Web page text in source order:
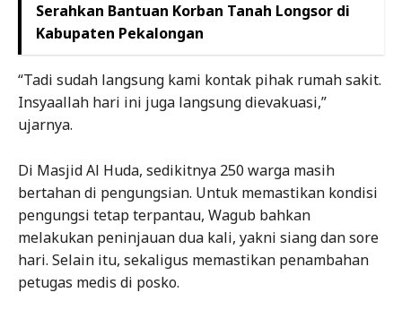
Serahkan Bantuan Korban Tanah Longsor di
Kabupaten Pekalongan
“Tadi sudah langsung kami kontak pihak rumah sakit.
Insyaallah hari ini juga langsung dievakuasi,”
ujarnya.
Di Masjid Al Huda, sedikitnya 250 warga masih
bertahan di pengungsian. Untuk memastikan kondisi
pengungsi tetap terpantau, Wagub bahkan
melakukan peninjauan dua kali, yakni siang dan sore
hari. Selain itu, sekaligus memastikan penambahan
petugas medis di posko.